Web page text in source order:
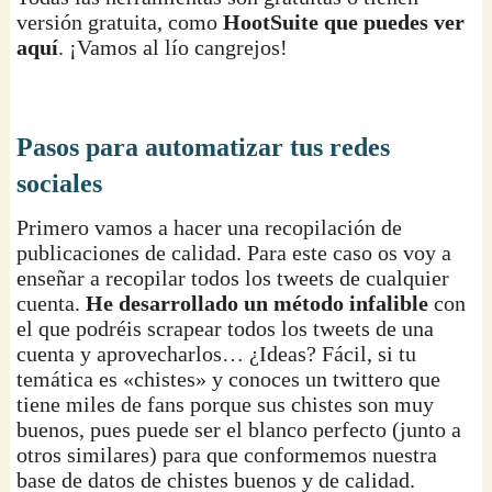
versión gratuita, comoHootSuite que puedes ver
aquí. ¡Vamos al lío cangrejos!
Pasos para automatizar tus redes
sociales
Primero vamos a hacer una recopilación de
publicaciones de calidad. Para este caso os voy a
enseñar a recopilar todos los tweets de cualquier
cuenta.He desarrollado un método infalible con
el que podréis scrapear todos los tweets de una
cuenta y aprovecharlos… ¿Ideas? Fácil, si tu
temática es «chistes» y conoces un twittero que
tiene miles de fans porque sus chistes son muy
buenos, pues puede ser el blanco perfecto (junto a
otros similares) para que conformemos nuestra
base de datos de chistes buenos y de calidad.